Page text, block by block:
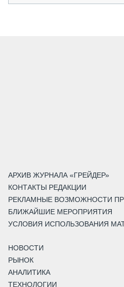
АРХИВ ЖУРНАЛА «ГРЕЙДЕР»
КОНТАКТЫ РЕДАКЦИИ
РЕКЛАМНЫЕ ВОЗМОЖНОСТИ
БЛИЖАЙШИЕ МЕРОПРИЯТИЯ
УСЛОВИЯ ИСПОЛЬЗОВАНИЯ
НОВОСТИ
РЫНОК
АНАЛИТИКА
ТЕХНОЛОГИИ